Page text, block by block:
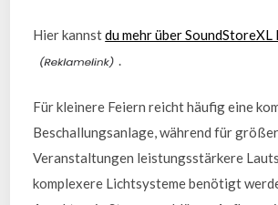
Hier kannstdu mehr über SoundStoreXL
.
Für kleinere Feiern reicht häufig eine
Beschallungsanlage, während für
Veranstaltungen leistungsstärkere
komplexere Lichtsysteme benötigt